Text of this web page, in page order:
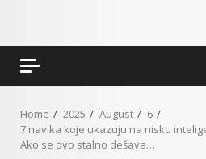
Home 2025 August
6
7 navika koje ukazuju na nisku
Ako se ovo stalno dešava…